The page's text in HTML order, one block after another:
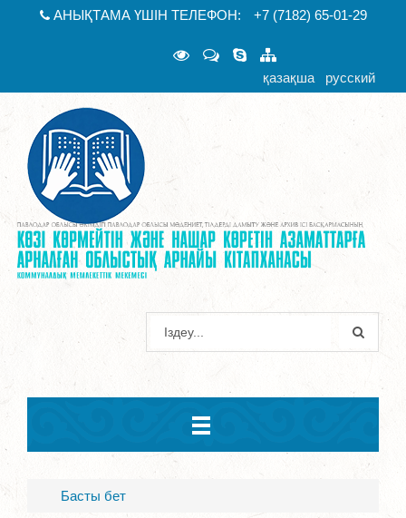
АНЫҚТАМА ҮШІН ТЕЛЕФОН: +7 (7182) 65-01-29
қазақша русский
Басты бет